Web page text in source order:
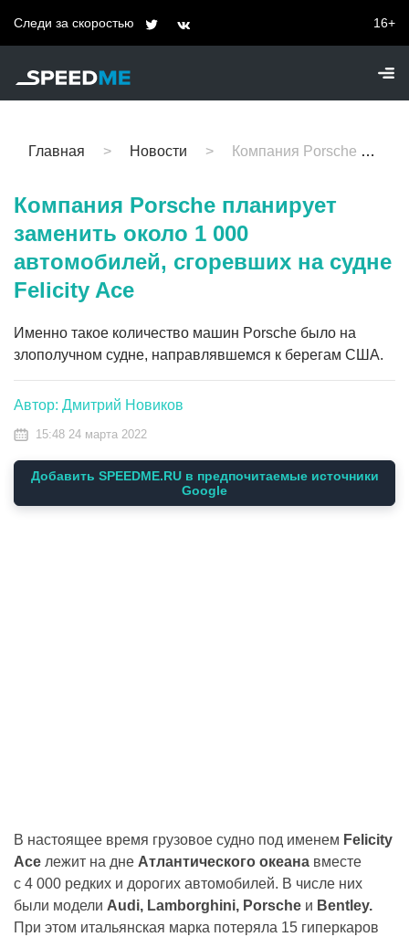
Следи за скоростью 16+
Главная Новости Компания Porsche планирует заменить около 1 000 автомобилей, сгоревших на судне Felicity Ace
Компания Porsche планирует
заменить около 1 000
автомобилей, сгоревших на судне
Felicity Ace
Именно такое количество машин Porsche было на
злополучном судне, направлявшемся к берегам США.
Автор: Дмитрий Новиков
15:48 24 марта 2022
Добавить SPEEDME.RU в предпочитаемые источники
Google
В настоящее время грузовое судно под именем Felicity
Ace лежит на дне Атлантического океана вместе
с 4 000 редких и дорогих автомобилей. В числе них
были модели Audi, Lamborghini, Porsche и Bentley.
При этом итальянская марка потеряла 15 гиперкаров